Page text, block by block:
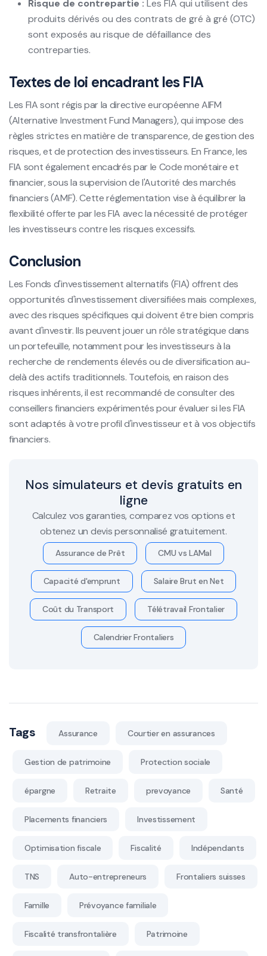
Risque de contrepartie : Les FIA qui utilisent des
produits dérivés ou des contrats de gré à gré (OTC)
sont exposés au risque de défaillance des
contreparties.
Textes de loi encadrant les FIA
Les FIA sont régis par la directive européenne AIFM
(Alternative Investment Fund Managers), qui impose des
règles strictes en matière de transparence, de gestion des
risques, et de protection des investisseurs. En France, les
FIA sont également encadrés par le Code monétaire et
financier, sous la supervision de l'Autorité des marchés
financiers (AMF). Cette réglementation vise à équilibrer la
flexibilité offerte par les FIA avec la nécessité de protéger
les investisseurs contre les risques excessifs.
Conclusion
Les Fonds d'investissement alternatifs (FIA) offrent des
opportunités d'investissement diversifiées mais complexes,
avec des risques spécifiques qui doivent être bien compris
avant d'investir. Ils peuvent jouer un rôle stratégique dans
un portefeuille, notamment pour les investisseurs à la
recherche de rendements élevés ou de diversification au-
delà des actifs traditionnels. Toutefois, en raison des
risques inhérents, il est recommandé de consulter des
conseillers financiers expérimentés pour évaluer si les FIA
sont adaptés à votre profil d'investisseur et à vos objectifs
financiers.
Nos simulateurs et devis gratuits en
ligne
Calculez vos garanties, comparez vos options et
obtenez un devis personnalisé gratuitement.
Assurance de Prêt CMU vs LAMal
Capacité d'emprunt Salaire Brut en Net
Coût du Transport Télétravail Frontalier
Calendrier Frontaliers
Tags Assurance Courtier en assurances
Gestion de patrimoine Protection sociale
épargne Retraite prevoyance Santé
Placements financiers Investissement
Optimisation fiscale Fiscalité Indépendants
TNS Auto-entrepreneurs Frontaliers suisses
Famille Prévoyance familiale
Fiscalité transfrontalière Patrimoine